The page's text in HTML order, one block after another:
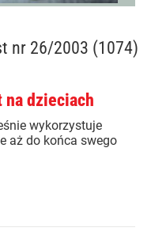
nr 26/2003 (1074)
na dzieciach
wykorzystuje
aż do końca swego